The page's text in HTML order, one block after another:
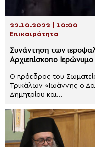
22.10.2022 | 10:00
Επικαιρότητα
Συνάντηση των
Αρχιεπίσκοπο Ιερώνυμο
Ο πρόεδρος του
Τρικάλων «Ιωάννης ο
Δημητρίου και...